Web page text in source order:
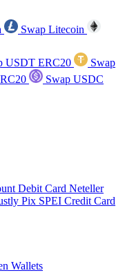
Swap Litecoin
USDT ERC20
Swap
Swap USDC
Debit Card Neteller
Pix SPEI Credit Card
Wallets